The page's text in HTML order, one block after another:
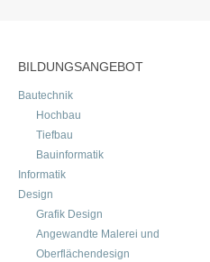
BILDUNGSANGEBOT
Bautechnik
Hochbau
Tiefbau
Bauinformatik
Informatik
Design
Grafik Design
Angewandte Malerei und
Oberflächendesign